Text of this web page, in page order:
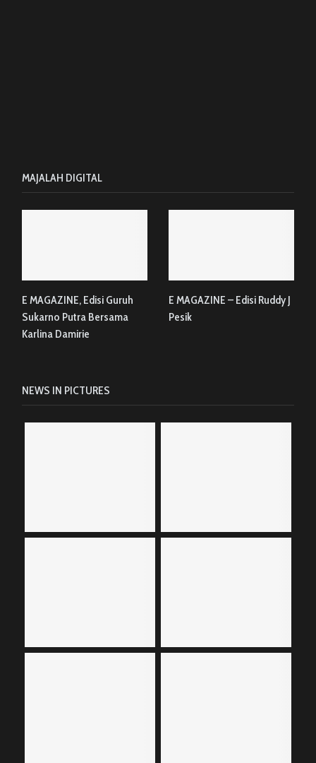
MAJALAH DIGITAL
E MAGAZINE, Edisi Guruh
Sukarno Putra Bersama
Karlina Damirie
E MAGAZINE – Edisi Ruddy J
Pesik
NEWS IN PICTURES